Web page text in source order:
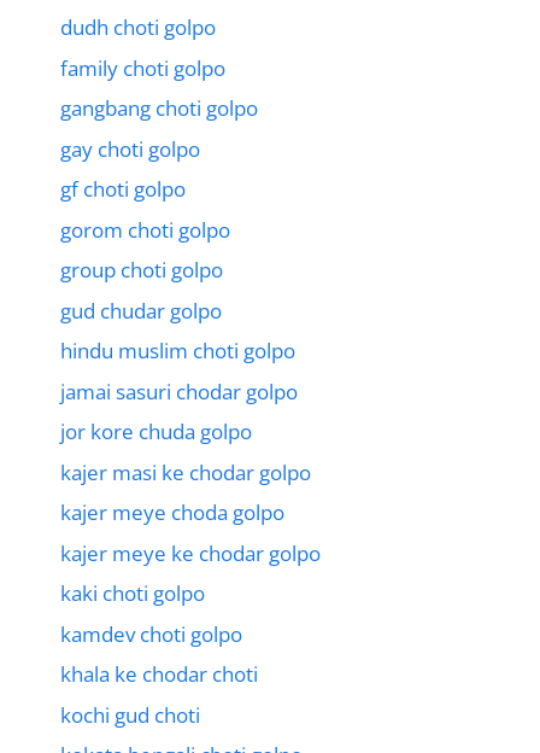
dudh choti golpo
family choti golpo
gangbang choti golpo
gay choti golpo
gf choti golpo
gorom choti golpo
group choti golpo
gud chudar golpo
hindu muslim choti golpo
jamai sasuri chodar golpo
jor kore chuda golpo
kajer masi ke chodar golpo
kajer meye choda golpo
kajer meye ke chodar golpo
kaki choti golpo
kamdev choti golpo
khala ke chodar choti
kochi gud choti